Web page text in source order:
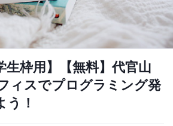
生枠用】【無料】代官山
ィスでプログラミング発
う！